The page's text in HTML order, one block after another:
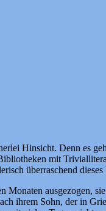
Hinsicht. Denn es
mit
überraschend
Monaten ausgezogen,
ihrem Sohn, der in